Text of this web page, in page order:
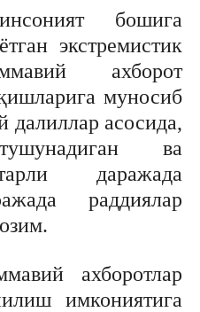
бошига
экстремистик
ахборот
муносиб
далиллар асосида,
ва
даражада
раддиялар
ахборотлар
имкониятига